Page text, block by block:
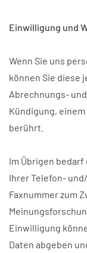
Einwilligung und
Wenn Sie uns
können Sie diese
Abrechnungs-
Kündigung,
berührt.
Im Übrigen
Ihrer Telefon-
Faxnummer zum
Einwilligung
Daten abgeben